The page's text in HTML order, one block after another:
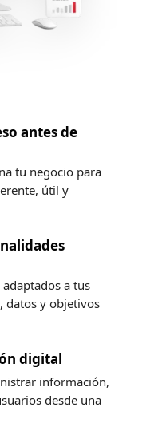
antes de
tu negocio para
útil y
a tus
datos y objetivos
digital
información,
desde una